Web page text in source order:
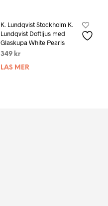
K. Lundqvist Stockholm K.
Lundqvist Doftljus med
Glaskupa White Pearls
349 kr
LÄS MER